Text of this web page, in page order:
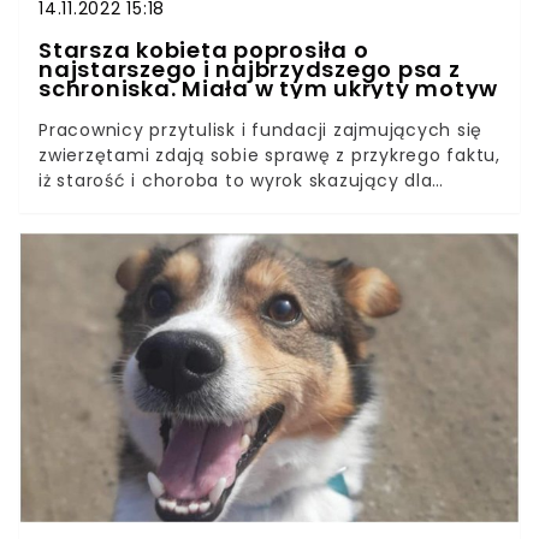
14.11.2022 15:18
Starsza kobieta poprosiła o
najstarszego i najbrzydszego psa z
schroniska. Miała w tym ukryty motyw
Pracownicy przytulisk i fundacji zajmujących się
zwierzętami zdają sobie sprawę z przykrego faktu,
iż starość i choroba to wyrok skazujący dla
wyjątki od reguły. 72-letnia kobieta przyszła do
schronisku dla zwierząt z prośbą o adopcję
najstarszego i najbrzydszego psa. Wolontariusze z
początku byli podejrzliwi, jednak szybko odkryli, że
za decyzją o przygarnięcie czworonoga krył się
odruch serca. Schroniska pękają w szwach od
psiaków w różnym przedziale wiekowym,
aczkolwiek nie da się ukryć, że zdecydowaną
większość stanowią zwierzęta starsze i obciążone
różnymi dolegliwościami zdrowotnymi. To właśnie
one mają dużo mniejsze szanse na znalezienie
nowego domu w porównaniu ze szczeniętami w